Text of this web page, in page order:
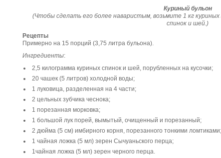
Куриный бульон
(Чтобы сделать его более наваристым, возьмите 1 кг
спинок и шей.)
Рецепты
Примерно на 15 порций (3,75 литра бульона).
Ингредиенты:
2,5 килограмма куриных спинок и шей, порубленных на кусочки;
20 чашек (5 литров) холодной воды;
1 луковица, разделенная на 4 части;
2 цельных зубчика чеснока;
1 порезанная морковка;
1 большой лук порей, вымытый, очищенный и порезанный;
2 дюйма (5 см) имбирного корня, порезанного тонкими ломтиками;
1 чайная ложка (5 мл) зерен Сычуаньского перца;
1чайная ложка (5 мл) зерен черного перца.